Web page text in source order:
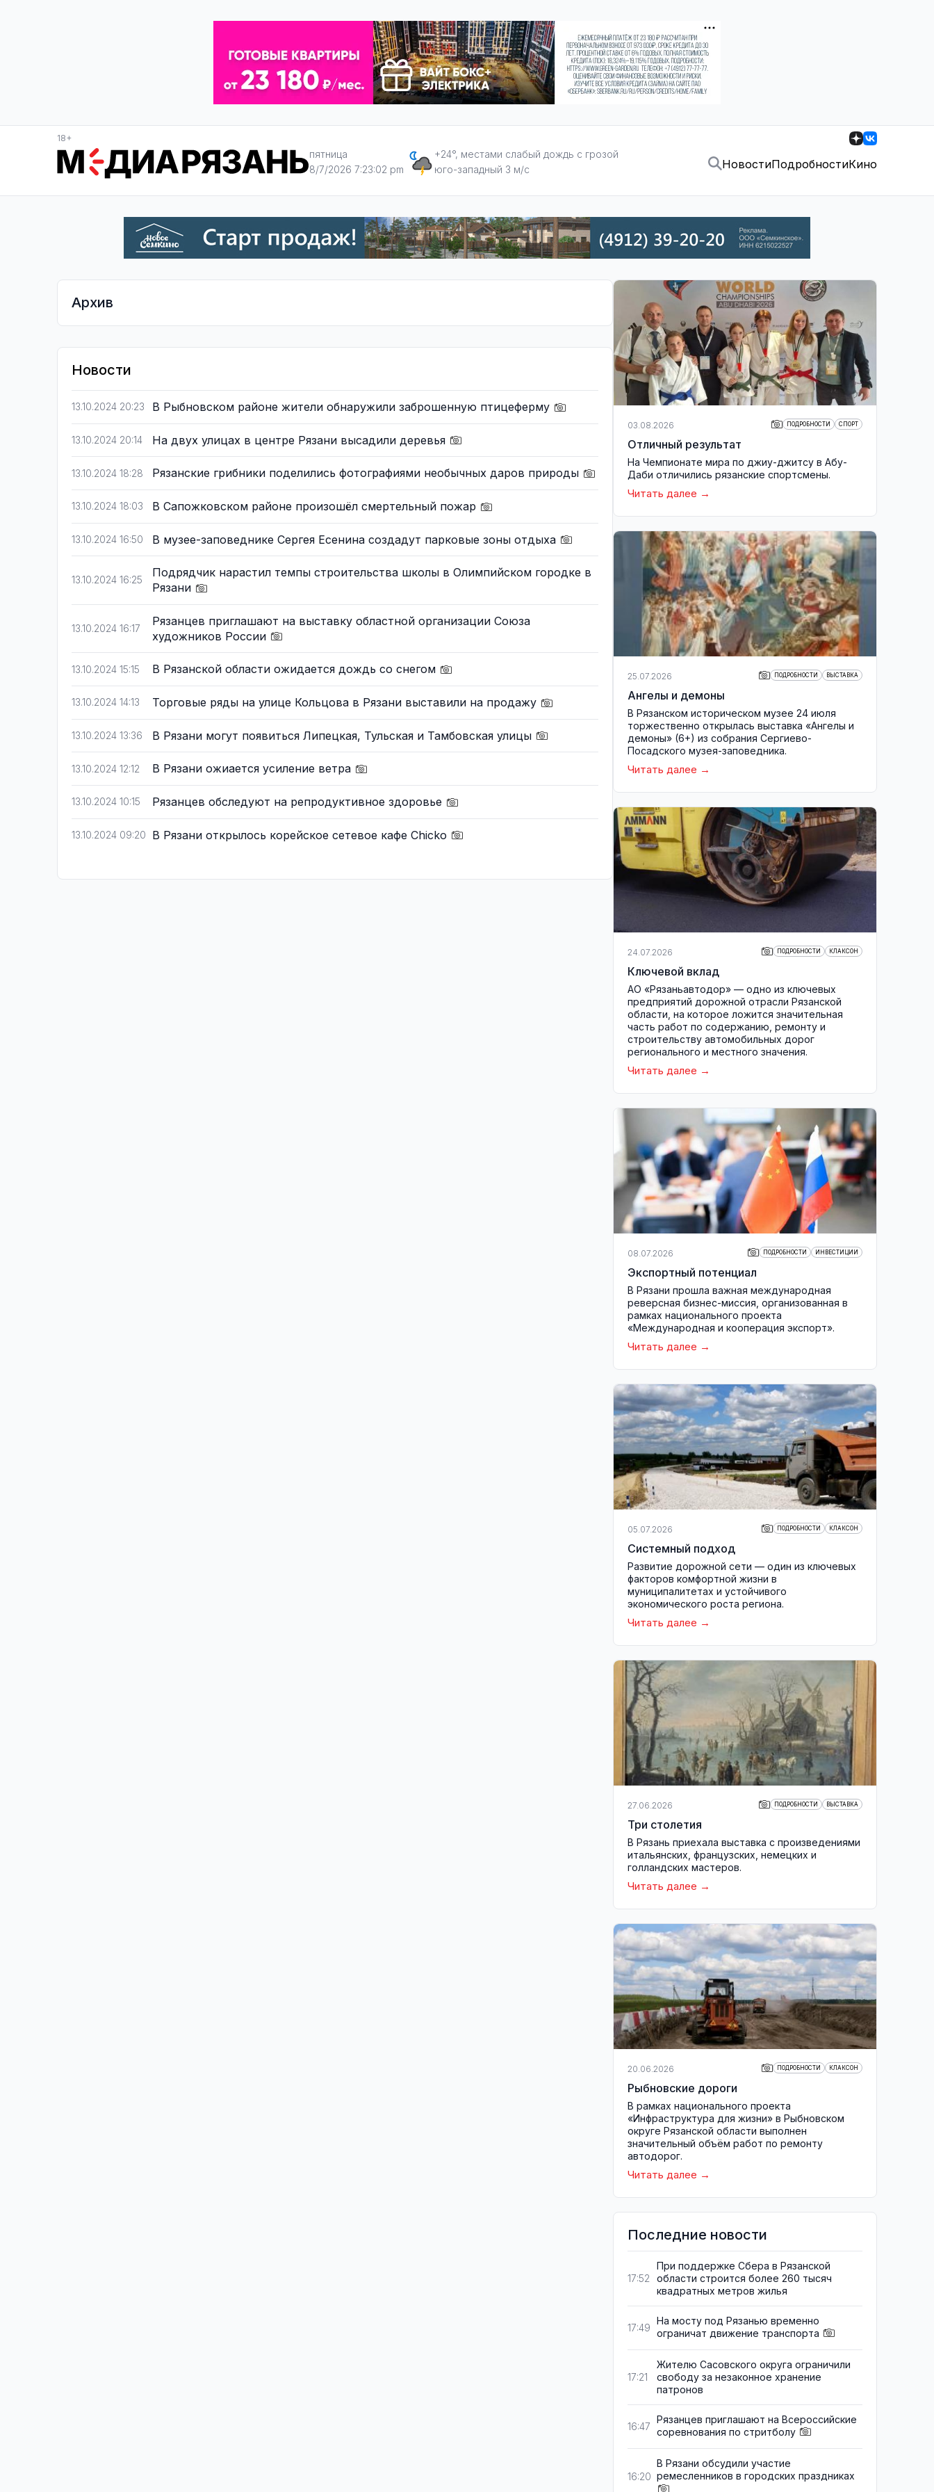
18+
пятница
8/7/2026 7:23:03 pm
+24°, местами слабый дождь с грозой
юго-западный 3 м/с
НовостиПодробностиКино
Архив
Новости
13.10.2024 20:23 В Рыбновском районе жители обнаружили заброшенную птицеферму
13.10.2024 20:14 На двух улицах в центре Рязани высадили деревья
13.10.2024 18:28 Рязанские грибники поделились фотографиями необычных даров природы
13.10.2024 18:03 В Сапожковском районе произошёл смертельный пожар
13.10.2024 16:50 В музее-заповеднике Сергея Есенина создадут парковые зоны отдыха
13.10.2024 16:25
Подрядчик нарастил темпы строительства школы в Олимпийском городке в
Рязани
13.10.2024 16:17
Рязанцев приглашают на выставку областной организации Союза
художников России
13.10.2024 15:15 В Рязанской области ожидается дождь со снегом
13.10.2024 14:13 Торговые ряды на улице Кольцова в Рязани выставили на продажу
13.10.2024 13:36 В Рязани могут появиться Липецкая, Тульская и Тамбовская улицы
13.10.2024 12:12 В Рязани ожиается усиление ветра
13.10.2024 10:15 Рязанцев обследуют на репродуктивное здоровье
13.10.2024 09:20 В Рязани открылось корейское сетевое кафе Chicko
03.08.2026 ПОДРОБНОСТИ СПОРТ
Отличный результат
На Чемпионате мира по джиу-джитсу в Абу-
Даби отличились рязанские спортсмены.
Читать далее
25.07.2026 ПОДРОБНОСТИ ВЫСТАВКА
Ангелы и демоны
В Рязанском историческом музее 24 июля
торжественно открылась выставка «Ангелы и
демоны» (6+) из собрания Сергиево-
Посадского музея-заповедника.
Читать далее
24.07.2026 ПОДРОБНОСТИ КЛАКСОН
Ключевой вклад
АО «Рязаньавтодор» — одно из ключевых
предприятий дорожной отрасли Рязанской
области, на которое ложится значительная
часть работ по содержанию, ремонту и
строительству автомобильных дорог
регионального и местного значения.
Читать далее
08.07.2026 ПОДРОБНОСТИ ИНВЕСТИЦИИ
Экспортный потенциал
В Рязани прошла важная международная
реверсная бизнес-миссия, организованная в
рамках национального проекта
«Международная и кооперация экспорт».
Читать далее
05.07.2026 ПОДРОБНОСТИ КЛАКСОН
Системный подход
Развитие дорожной сети — один из ключевых
факторов комфортной жизни в
муниципалитетах и устойчивого
экономического роста региона.
Читать далее
27.06.2026 ПОДРОБНОСТИ ВЫСТАВКА
Три столетия
В Рязань приехала выставка с произведениями
итальянских, французских, немецких и
голландских мастеров.
Читать далее
20.06.2026 ПОДРОБНОСТИ КЛАКСОН
Рыбновские дороги
В рамках национального проекта
«Инфраструктура для жизни» в Рыбновском
округе Рязанской области выполнен
значительный объём работ по ремонту
автодорог.
Читать далее
Последние новости
17:52
При поддержке Сбера в Рязанской
области строится более 260 тысяч
квадратных метров жилья
17:49
На мосту под Рязанью временно
ограничат движение транспорта
17:21
Жителю Сасовского округа ограничили
свободу за незаконное хранение
патронов
16:47
Рязанцев приглашают на Всероссийские
соревнования по стритболу
16:20
В Рязани обсудили участие
ремесленников в городских праздниках